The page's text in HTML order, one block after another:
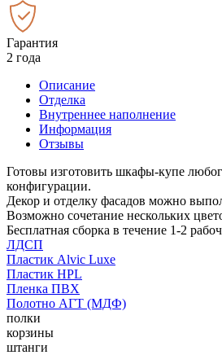
Гарантия
2 года
Описание
Отделка
Внутреннее наполнение
Информация
Отзывы
Готовы изготовить шкафы-купе
конфигурации.
Декор и отделку фасадов можно
Возможно сочетание нескольких
Бесплатная сборка в течение 1-2
ЛДСП
Пластик Alvic Luxe
Пластик HPL
Пленка ПВХ
Полотно АГТ (МДФ)
полки
корзины
штанги